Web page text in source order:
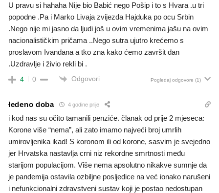
U pravu si hahaha Nije bio Babić nego Pošip i to s Hvara .u tri
popodne .Pa i Marko Livaja zvijezda Hajduka po ocu Srbin
.Nego nije mi jasno da ljudi još u ovim vremenima jašu na ovim
nacionalističkim pričama ..Nego sutra ujutro krećemo s
proslavom Ivandana a tko zna kako ćemo završit dan
.Uzdravlje i živio rekli bi .
4 0 Odgovori Pogledaj odgovore (1)
łedeno doba 4 godine prije
i kod nas su očito tamanili penziće. članak od prije 2 mjeseca:
Korone više “nema”, ali zato imamo najveći broj umrlih
umirovljenika ikad! S koronom ili od korone, sasvim je svejedno
jer Hrvatska nastavlja crni niz rekordne smrtnosti među
starijom populacijom. Više nema apsolutno nikakve sumnje da
je pandemija ostavila ozbiljne posljedice na već ionako narušeni
i nefunkcionalni zdravstveni sustav koji je postao nedostupan